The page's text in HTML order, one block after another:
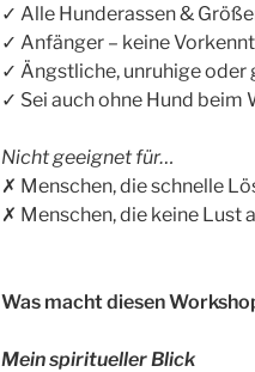
✓ Alle Hunderassen &
✓ Anfänger – keine
✓ Ängstliche, unruhige oder
✓ Sei auch ohne Hund beim
Nicht geeignet für…
✗ Menschen, die schnelle
✗ Menschen, die keine Lust
Was macht diesen
Mein spiritueller Blick